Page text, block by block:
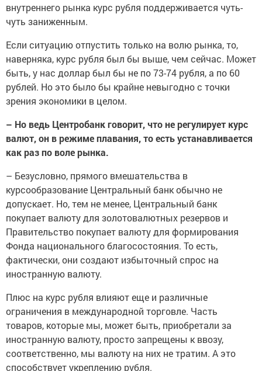
внутреннего рынка курс рубля поддерживается чуть-
чуть заниженным.
Если ситуацию отпустить только на волю рынка, то,
наверняка, курс рубля был бы выше, чем сейчас. Может
быть, у нас доллар был бы не по 73-74 рубля, а по 60
рублей. Но это было бы крайне невыгодно с точки
зрения экономики в целом.
– Но ведь Центробанк говорит, что не регулирует курс
валют, он в режиме плавания, то есть устанавливается
как раз по воле рынка.
– Безусловно, прямого вмешательства в
курсообразование Центральный банк обычно не
допускает. Но, тем не менее, Центральный банк
покупает валюту для золотовалютных резервов и
Правительство покупает валюту для формирования
Фонда национального благосостояния. То есть,
фактически, они создают избыточный спрос на
иностранную валюту.
Плюс на курс рубля влияют еще и различные
ограничения в международной торговле. Часть
товаров, которые мы, может быть, приобретали за
иностранную валюту, просто запрещены к ввозу,
соответственно, мы валюту на них не тратим. А это
способствует укреплению рубля.